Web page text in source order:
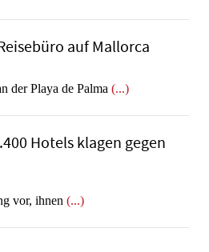
auf Mallorca
der Playa de Palma (...)
Hotels klagen gegen
vor, ihnen (...)